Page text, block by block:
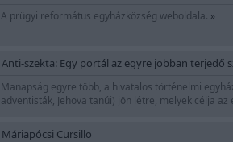
A prügyi református egyházközség weboldala. »
Anti-szekta: Egy portál az egyre jobban terjedő
Manapság egyre több, a hivatalos történelmi
adventisták, Jehova tanúi) jön létre, melyek célja
Máriapócsi Cursillo